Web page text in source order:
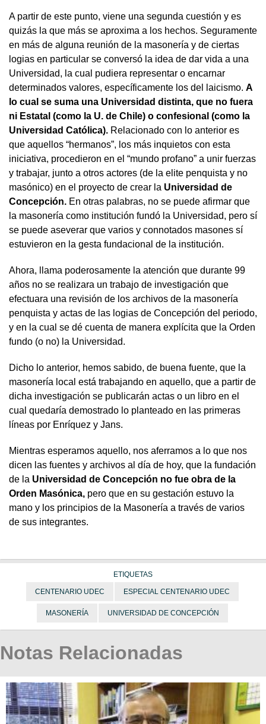
A partir de este punto, viene una segunda cuestión y es
quizás la que más se aproxima a los hechos. Seguramente
en más de alguna reunión de la masonería y de ciertas
logias en particular se conversó la idea de dar vida a una
Universidad, la cual pudiera representar o encarnar
determinados valores, específicamente los del laicismo. A
lo cual se suma una Universidad distinta, que no fuera
ni Estatal (como la U. de Chile) o confesional (como la
Universidad Católica). Relacionado con lo anterior es
que aquellos “hermanos”, los más inquietos con esta
iniciativa, procedieron en el “mundo profano” a unir fuerzas
y trabajar, junto a otros actores (de la elite penquista y no
masónico) en el proyecto de crear la Universidad de
Concepción. En otras palabras, no se puede afirmar que
la masonería como institución fundó la Universidad, pero sí
se puede aseverar que varios y connotados masones sí
estuvieron en la gesta fundacional de la institución.
Ahora, llama poderosamente la atención que durante 99
años no se realizara un trabajo de investigación que
efectuara una revisión de los archivos de la masonería
penquista y actas de las logias de Concepción del periodo,
y en la cual se dé cuenta de manera explícita que la Orden
fundo (o no) la Universidad.
Dicho lo anterior, hemos sabido, de buena fuente, que la
masonería local está trabajando en aquello, que a partir de
dicha investigación se publicarán actas o un libro en el
cual quedaría demostrado lo planteado en las primeras
líneas por Enríquez y Jans.
Mientras esperamos aquello, nos aferramos a lo que nos
dicen las fuentes y archivos al día de hoy, que la fundación
de la Universidad de Concepción no fue obra de la
Orden Masónica, pero que en su gestación estuvo la
mano y los principios de la Masonería a través de varios
de sus integrantes.
ETIQUETAS
CENTENARIO UDEC ESPECIAL CENTENARIO UDEC
MASONERÍA UNIVERSIDAD DE CONCEPCIÓN
Notas Relacionadas